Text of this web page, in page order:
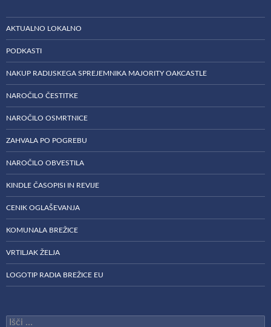
AKTUALNO LOKALNO
PODKASTI
NAKUP RADIJSKEGA SPREJEMNIKA MAJORITY OAKCASTLE
NAROČILO ČESTITKE
NAROČILO OSMRTNICE
ZAHVALA PO POGREBU
NAROČILO OBVESTILA
KINDLE ČASOPISI IN REVIJE
CENIK OGLAŠEVANJA
KOMUNALA BREŽICE
VRTILJAK ŽELJA
LOGOTIP RADIA BREŽICE EU
Išči: